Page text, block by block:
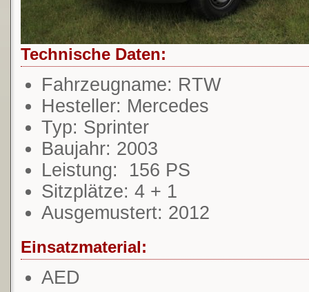
Technische Daten:
Fahrzeugname: RTW
Hesteller: Mercedes
Typ: Sprinter
Baujahr: 2003
Leistung: 156 PS
Sitzplätze: 4 + 1
Ausgemustert: 2012
Einsatzmaterial:
AED